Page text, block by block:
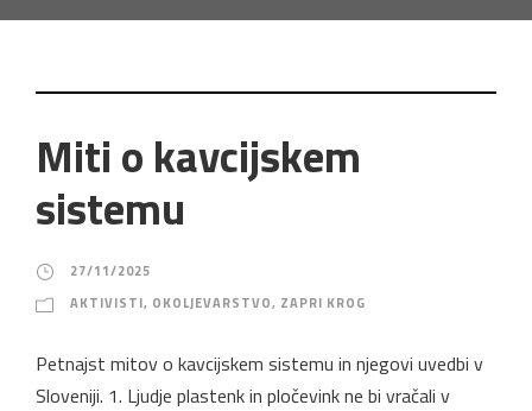
Miti o kavcijskem
sistemu
27/11/2025
AKTIVISTI, OKOLJEVARSTVO, ZAPRI KROG
Petnajst mitov o kavcijskem sistemu in njegovi uvedbi v
Sloveniji. 1. Ljudje plastenk in pločevink ne bi vračali v